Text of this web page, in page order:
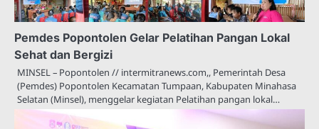
Pemdes Popontolen Gelar Pelatihan Pangan Lokal
Sehat dan Bergizi
MINSEL – Popontolen // intermitranews.com,, Pemerintah Desa
(Pemdes) Popontolen Kecamatan Tumpaan, Kabupaten Minahasa
Selatan (Minsel), menggelar kegiatan Pelatihan pangan lokal…